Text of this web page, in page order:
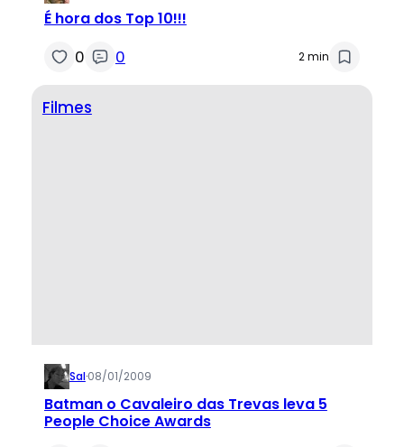
É hora dos Top 10!!!
0 0 2 min
Filmes
Sal·08/01/2009
Batman o Cavaleiro das Trevas leva 5
People Choice Awards